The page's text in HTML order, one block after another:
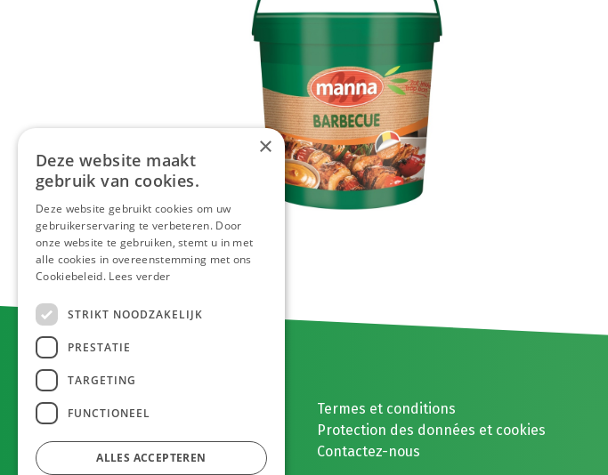
E. MEEUWISSEN BV
Gaston Eyskenslaan 2
3900 , België
Termes et conditions
Protection des données et cookies
Contactez-nous
×
Deze website maakt
gebruik van cookies.
Deze website gebruikt cookies om uw
gebruikerservaring te verbeteren. Door
onze website te gebruiken, stemt u in met
alle cookies in overeenstemming met ons
Cookiebeleid. Lees verder
STRIKT NOODZAKELIJK
PRESTATIE
TARGETING
FUNCTIONEEL
ALLES ACCEPTEREN